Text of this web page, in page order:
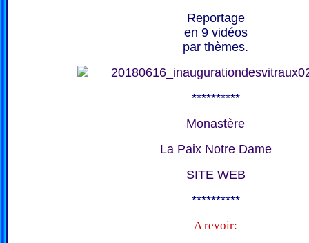
Reportage
en 9 vidéos
par thèmes.
**********
Monastère
La Paix Notre Dame
SITE WEB
**********
A revoir: